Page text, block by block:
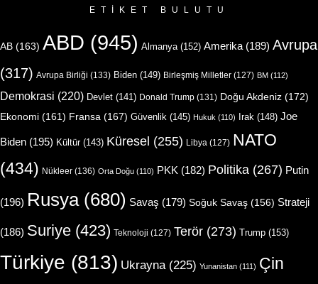
ETIKET BULUTU
AB (163) ABD (945) Almanya (152) Amerika (189) Avrupa
(317) Avrupa Birliği (133) Biden (149) Birleşmiş Milletler (127) BM (112)
Demokrasi (220) Devlet (141) Donald Trump (131) Doğu Akdeniz (172)
Ekonomi (161) Fransa (167) Güvenlik (145) Hukuk (110) Irak (148) Joe
Biden (195) Kültür(143) Küresel (255) Libya (127) NATO
(434) Nükleer (136) Orta Doğu (110) PKK (182) Politika (267) Putin
(196) Rusya(680) Savaş (179) Soğuk Savaş (156) Strateji
(186) Suriye (423) Teknoloji (127) Terör (273) Trump (153)
Türkiye (813) Ukrayna (225) Yunanistan (111) Çin